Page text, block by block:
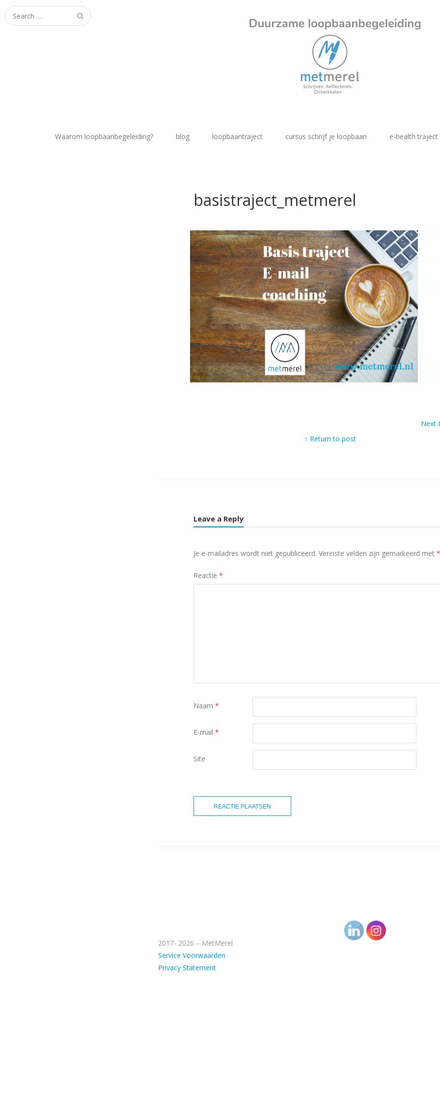
Search
for:
Waarom loopbaanbegeleiding? blog loopbaantraject cursus schrijf je loopbaan e-health traject
basistraject_metmerel
Next
↑ Return to post
Leave a Reply
Je e-mailadres wordt niet gepubliceerd. Vereiste velden zijn gemarkeerd met *
Reactie *
Naam *
E-mail *
Site
2017- 2026 – MetMerel
Service Voorwaarden
Privacy Statement